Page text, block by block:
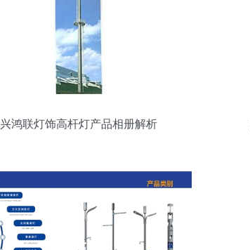
兴鸿联灯饰高杆灯产品相册解析